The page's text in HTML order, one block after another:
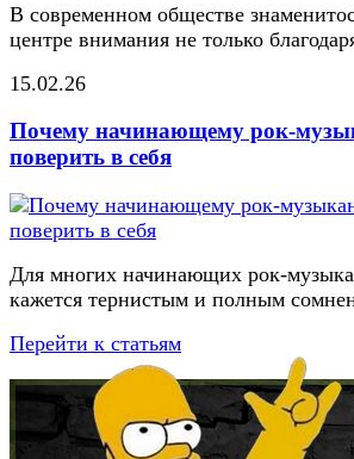
В современном обществе
центре внимания не только
15.02.26
Почему начинающему рок-
поверить в себя
Для многих начинающих рок-
кажется тернистым и полным
Перейти к статьям